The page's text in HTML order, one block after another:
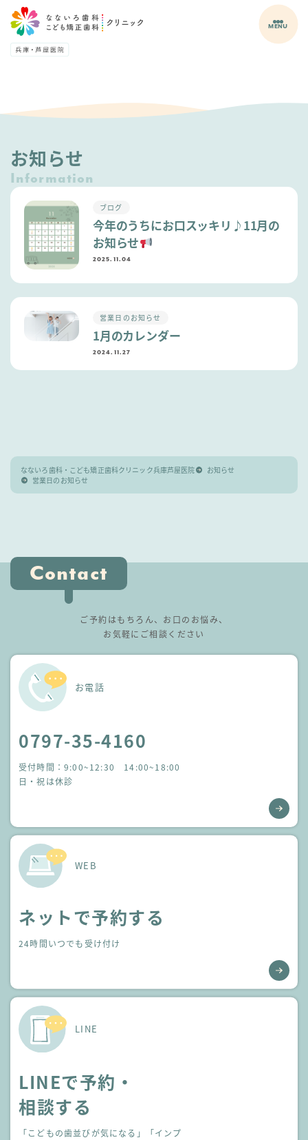
MENU
お知らせ
Information
ブログ
今年のうちにお口スッキリ♪11月の
お知らせ
2025.11.04
営業日のお知らせ
1月のカレンダー
2024.11.27
なないろ歯科・こども矯正歯科クリニック兵庫芦屋医院
お知らせ
営業日のお知らせ
Contact
ご予約はもちろん、お口のお悩み、
お気軽にご相談ください
お電話
0797-35-4160
受付時間：9:00~12:30 14:00~18:00
日・祝は休診
WEB
ネットで予約する
24時間いつでも受け付け
LINE
LINEで予約・
相談する
「こどもの歯並びが気になる」「インプ